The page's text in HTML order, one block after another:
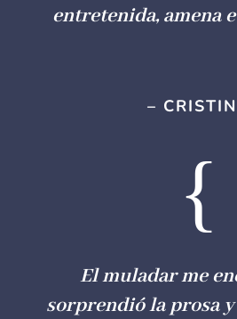
entretenida, amena
–
{
El muladar me
sorprendió la prosa